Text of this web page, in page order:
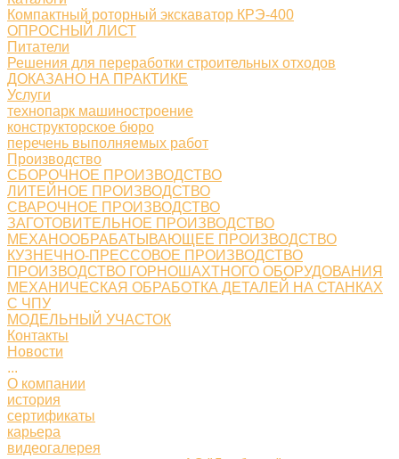
Компактный роторный экскаватор КРЭ-400
ОПРОСНЫЙ ЛИСТ
Питатели
Решения для переработки строительных отходов
ДОКАЗАНО НА ПРАКТИКЕ
Услуги
технопарк машиностроение
конструкторское бюро
перечень выполняемых работ
Производство
СБОРОЧНОЕ ПРОИЗВОДСТВО
ЛИТЕЙНОЕ ПРОИЗВОДСТВО
СВАРОЧНОЕ ПРОИЗВОДСТВО
ЗАГОТОВИТЕЛЬНОЕ ПРОИЗВОДСТВО
МЕХАНООБРАБАТЫВАЮЩЕЕ ПРОИЗВОДСТВО
КУЗНЕЧНО-ПРЕССОВОЕ ПРОИЗВОДСТВО
ПРОИЗВОДСТВО ГОРНОШАХТНОГО ОБОРУДОВАНИЯ
МЕХАНИЧЕСКАЯ ОБРАБОТКА ДЕТАЛЕЙ НА СТАНКАХ
С ЧПУ
МОДЕЛЬНЫЙ УЧАСТОК
Контакты
Новости
...
О компании
история
сертификаты
карьера
видеогалерея